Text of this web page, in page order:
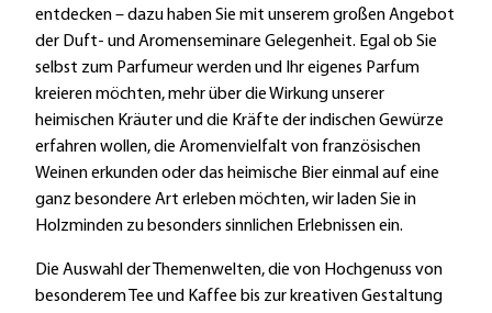
entdecken – dazu haben Sie mit unserem großen Angebot
der Duft- und Aromenseminare Gelegenheit. Egal ob Sie
selbst zum Parfumeur werden und Ihr eigenes Parfum
kreieren möchten, mehr über die Wirkung unserer
heimischen Kräuter und die Kräfte der indischen Gewürze
erfahren wollen, die Aromenvielfalt von französischen
Weinen erkunden oder das heimische Bier einmal auf eine
ganz besondere Art erleben möchten, wir laden Sie in
Holzminden zu besonders sinnlichen Erlebnissen ein.
Die Auswahl der Themenwelten, die von Hochgenuss von
besonderem Tee und Kaffee bis zur kreativen Gestaltung